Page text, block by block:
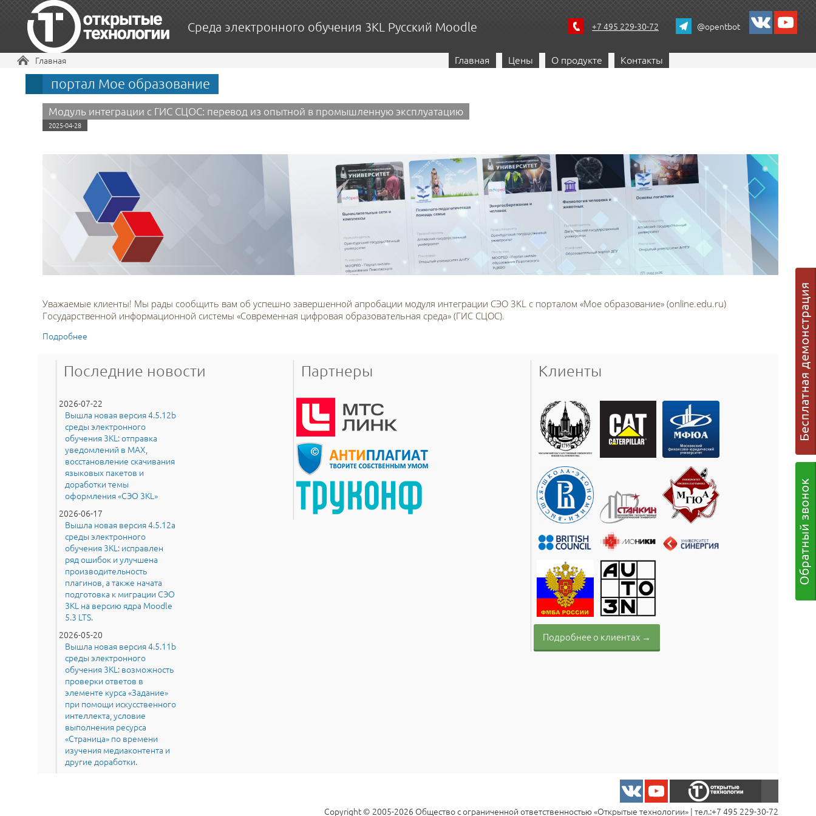
Среда электронного обучения 3KL Русский Moodle @opentbot
+7 495 229-30-72
Вы здесь
Главная Главная Цены О продукте Контакты
портал Мое образование
Модуль интеграции с ГИС СЦОС: перевод из опытной в промышленную эксплуатацию
2025-04-28
Уважаемые клиенты! Мы рады сообщить вам об успешно завершенной апробации модуля интеграции СЭО 3KL с порталом «Мое образование» (online.edu.ru)
Государственной информационной системы «‎Современная цифровая образовательная среда» (ГИС СЦОС).
Подробнее
Последние новости
2026-07-22
Вышла новая версия 4.5.12b
среды электронного
обучения 3KL: отправка
уведомлений в MAX,
восстановление скачивания
языковых пакетов и
доработки темы
оформления «СЭО 3KL»
2026-06-17
Вышла новая версия 4.5.12a
среды электронного
обучения 3KL: исправлен
ряд ошибок и улучшена
производительность
плагинов, а также начата
подготовка к миграции СЭО
3KL на версию ядра Moodle
5.3 LTS.
2026-05-20
Вышла новая версия 4.5.11b
среды электронного
обучения 3KL: возможность
проверки ответов в
элементе курса «Задание»
при помощи искусственного
интеллекта, условие
выполнения ресурса
«Страница» по времени
изучения медиаконтента и
другие доработки.
Партнеры Клиенты
Подробнее о клиентах →
Copyright © 2005-2026 Общество с ограниченной ответственностью «Открытые технологии» | тел.:+7 495 229-30-72